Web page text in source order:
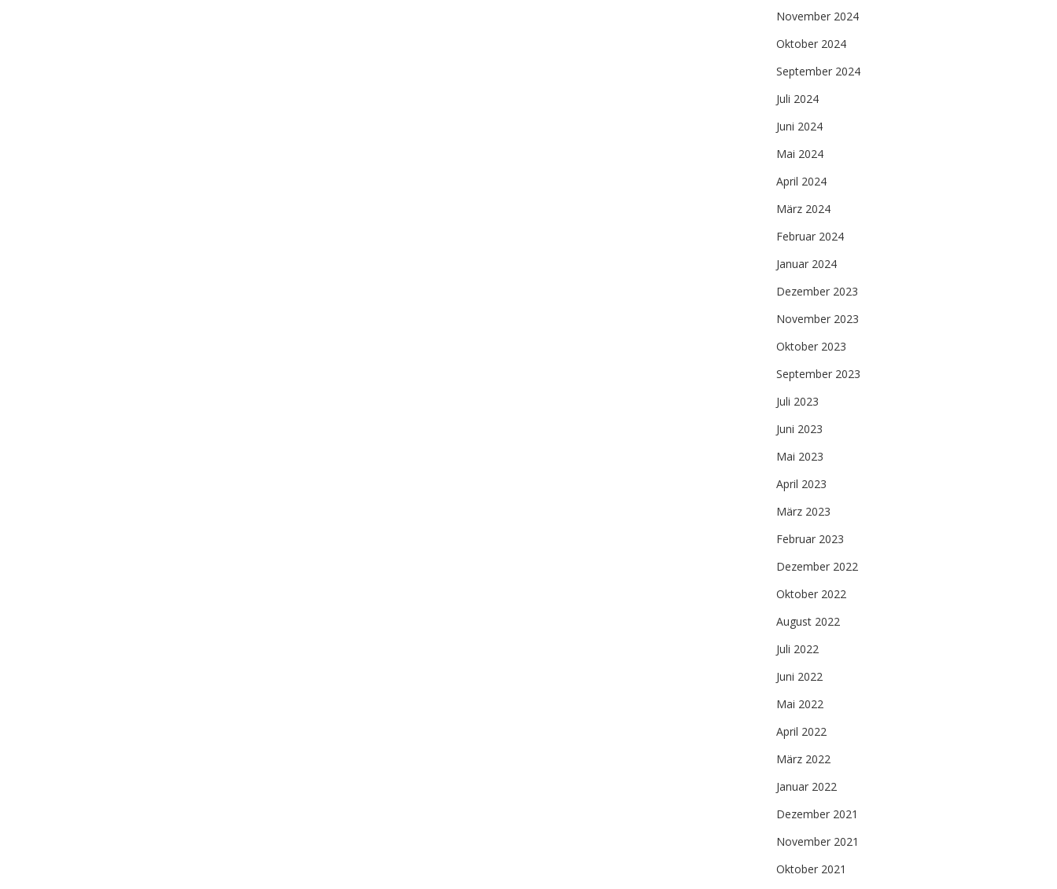
November 2024
Oktober 2024
September 2024
Juli 2024
Juni 2024
Mai 2024
April 2024
März 2024
Februar 2024
Januar 2024
Dezember 2023
November 2023
Oktober 2023
September 2023
Juli 2023
Juni 2023
Mai 2023
April 2023
März 2023
Februar 2023
Dezember 2022
Oktober 2022
August 2022
Juli 2022
Juni 2022
Mai 2022
April 2022
März 2022
Januar 2022
Dezember 2021
November 2021
Oktober 2021